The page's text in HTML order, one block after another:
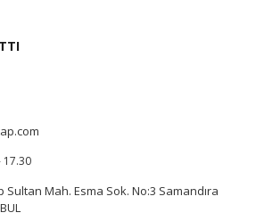
17.30
Sultan Mah. Esma Sok. No:3 Samandıra